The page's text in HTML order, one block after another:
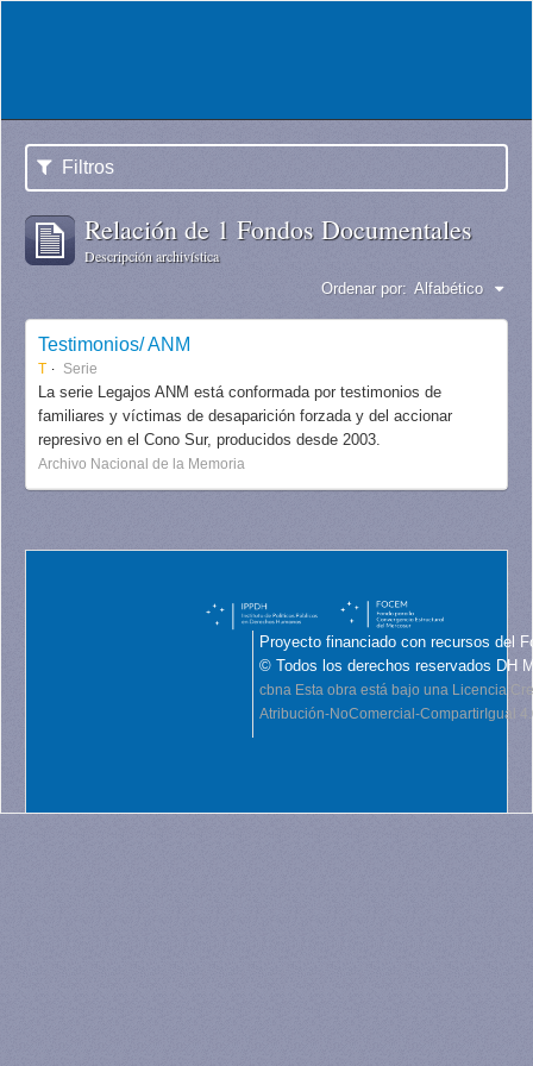
Filtros
Relación de 1 Fondos Documentales
Descripción archivística
Ordenar por: Alfabético
Testimonios/ ANM
T Serie
La serie Legajos ANM está conformada por testimonios de
familiares y víctimas de desaparición forzada y del accionar
represivo en el Cono Sur, producidos desde 2003.
Archivo Nacional de la Memoria
Proyecto financiado con recursos del
© Todos los derechos reservados DH
cbna Esta obra está bajo una Licencia
Atribución-NoComercial-CompartirIgual